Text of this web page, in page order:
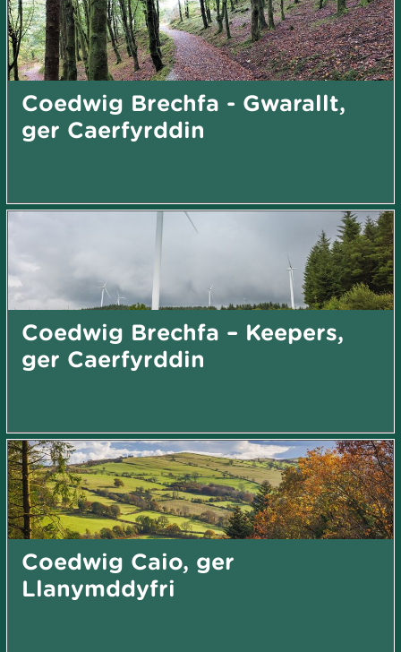
Coedwig Brechfa - Gwarallt,
ger Caerfyrddin
Coedwig Brechfa – Keepers,
ger Caerfyrddin
Coedwig Caio, ger
Llanymddyfri